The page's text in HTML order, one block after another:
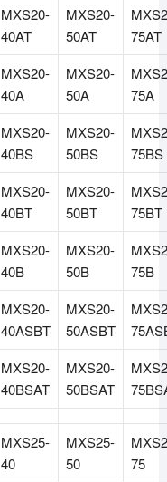
MXS20-
40AT
MXS20-
50AT
75AT
MXS20-
40A
MXS20-
50A
75A
MXS20-
40BS
MXS20-
50BS
75BS
MXS20-
40BT
MXS20-
50BT
75BT
MXS20-
40B
MXS20-
50B
75B
MXS20-
40ASBT
MXS20-
50ASBT
MXS20-
40BSAT
MXS20-
50BSAT
MXS25-
40
MXS25-
50
75